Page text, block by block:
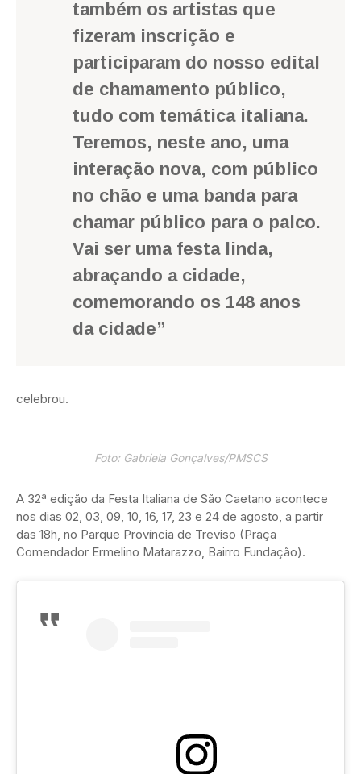
também os artistas que
fizeram inscrição e
participaram do nosso edital
de chamamento público,
tudo com temática italiana.
Teremos, neste ano, uma
interação nova, com público
no chão e uma banda para
chamar público para o palco.
Vai ser uma festa linda,
abraçando a cidade,
comemorando os 148 anos
da cidade”
celebrou.
Foto: Gabriela Gonçalves/PMSCS
A 32ª edição da Festa Italiana de São Caetano acontece
nos dias 02, 03, 09, 10, 16, 17, 23 e 24 de agosto, a partir
das 18h, no Parque Província de Treviso (Praça
Comendador Ermelino Matarazzo, Bairro Fundação).